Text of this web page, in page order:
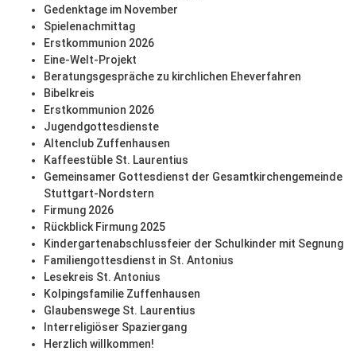
Gedenktage im November
Spielenachmittag
Erstkommunion 2026
Eine-Welt-Projekt
Beratungsgespräche zu kirchlichen Eheverfahren
Bibelkreis
Erstkommunion 2026
Jugendgottesdienste
Altenclub Zuffenhausen
Kaffeestüble St. Laurentius
Gemeinsamer Gottesdienst der Gesamtkirchengemeinde
Stuttgart-Nordstern
Firmung 2026
Rückblick Firmung 2025
Kindergartenabschlussfeier der Schulkinder mit Segnung
Familiengottesdienst in St. Antonius
Lesekreis St. Antonius
Kolpingsfamilie Zuffenhausen
Glaubenswege St. Laurentius
Interreligiöser Spaziergang
Herzlich willkommen!